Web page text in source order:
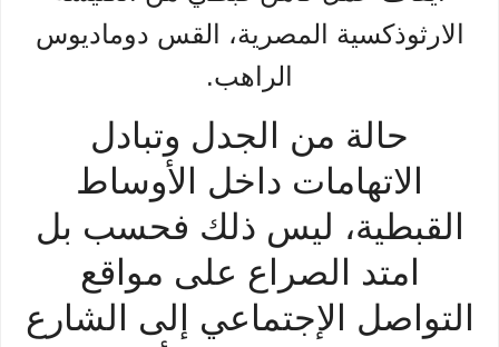
الارثوذكسية المصرية، القس دوماديوس
الراهب.
حالة من الجدل وتبادل
الاتهامات داخل الأوساط
القبطية، ليس ذلك فحسب بل
امتد الصراع على مواقع
التواصل الإجتماعي إلى الشارع